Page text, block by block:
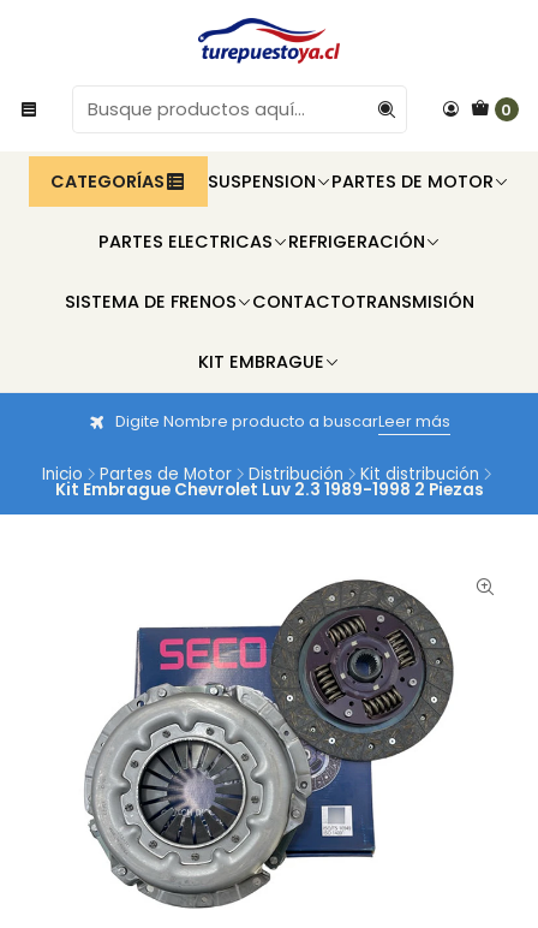
0
CATEGORÍAS SUSPENSION PARTES DE MOTOR
PARTES ELECTRICAS REFRIGERACIÓN
SISTEMA DE FRENOS CONTACTOTRANSMISIÓN
KIT EMBRAGUE
Digite Nombre producto a buscarLeer más
Inicio Partes de Motor Distribución Kit distribución
Kit Embrague Chevrolet Luv 2.3 1989-1998 2 Piezas